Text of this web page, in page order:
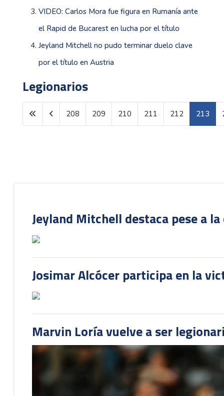
VIDEO: Carlos Mora fue figura en Rumanía ante
el Rapid de Bucarest en lucha por el título
Jeyland Mitchell no pudo terminar duelo clave
por el título en Austria
Legionarios
Página 213 de 1599
208 209 210 211 212 213
Jeyland Mitchell destaca pese a
Josimar Alcócer participa en la
Marvin Loría vuelve a ser